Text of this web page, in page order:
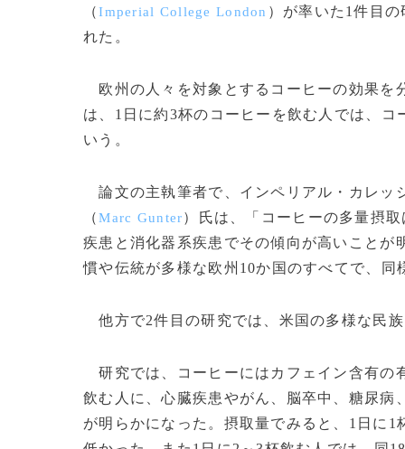
（Imperial College London ）が率いた1件目
れた。
欧州の人々を対象とするコーヒーの効果を
は、1日に約3杯のコーヒーを飲む人では、
いう。
論文の主執筆者で、インペリアル・カレッ
（Marc Gunter）氏は、「コーヒーの多量摂
疾患と消化器系疾患でその傾向が高いこと
慣や伝統が多様な欧州10か国のすべてで、
他方で2件目の研究では、米国の多様な民
研究では、コーヒーにはカフェイン含有の
飲む人に、心臓疾患やがん、脳卒中、糖尿
が明らかになった。摂取量でみると、1日に